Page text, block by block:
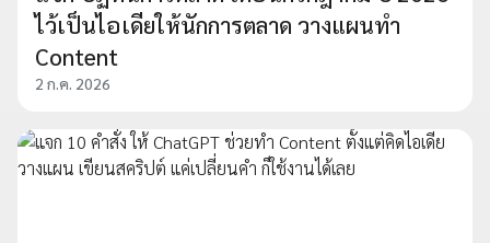
ไว้เป็นไอเดียให้นักการตลาด วางแผนทำ
Content
2 ก.ค. 2026